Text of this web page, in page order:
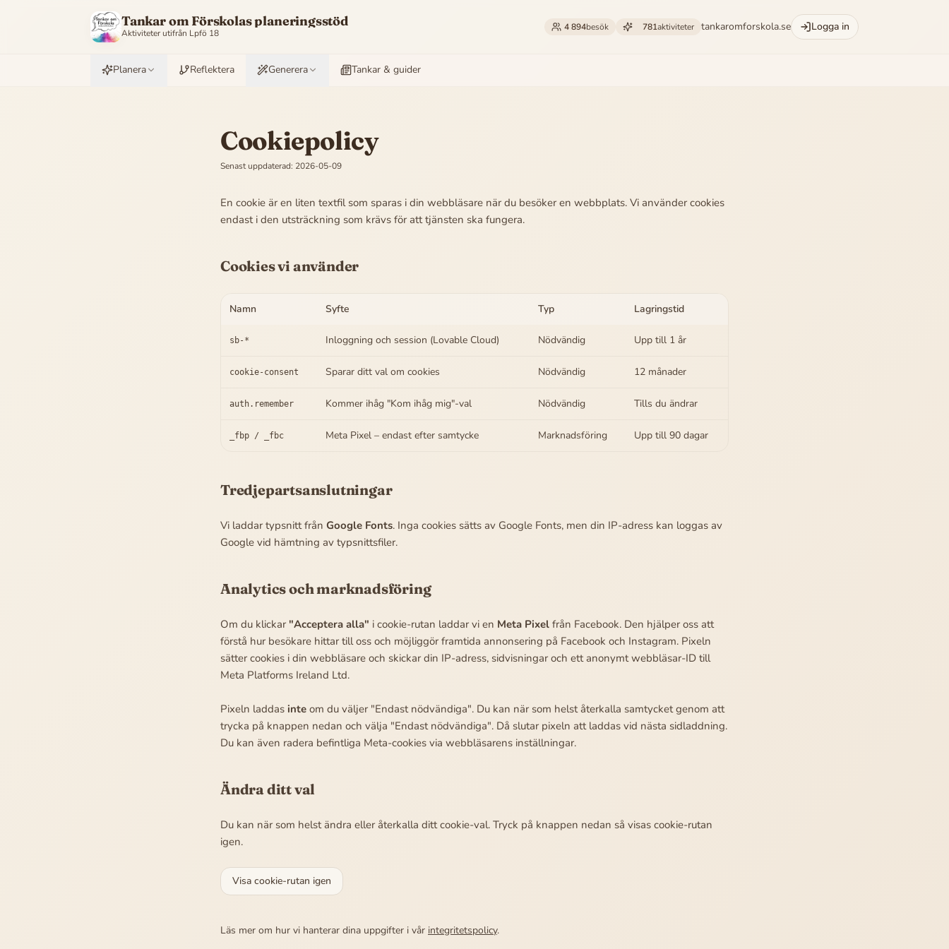
Tankar om Förskolas planeringsstöd
Aktiviteter utifrån Lpfö 18
4 894besök 781aktiviteter tankaromforskola.se Logga in
Planera Reflektera Generera Tankar & guider
Cookiepolicy
Senast uppdaterad: 2026-05-09
En cookie är en liten textfil som sparas i din webbläsare när du besöker en webbplats. Vi använder cookies
endast i den utsträckning som krävs för att tjänsten ska fungera.
Cookies vi använder
Namn Syfte Typ Lagringstid
sb-* Inloggning och session (Lovable Cloud) Nödvändig Upp till 1 år
cookie-consent Sparar ditt val om cookies Nödvändig 12 månader
auth.remember Kommer ihåg "Kom ihåg mig"-val Nödvändig Tills du ändrar
_fbp / _fbc Meta Pixel – endast efter samtycke Marknadsföring Upp till 90 dagar
Tredjepartsanslutningar
Vi laddar typsnitt från Google Fonts. Inga cookies sätts av Google Fonts, men din IP-adress kan loggas av
Google vid hämtning av typsnittsfiler.
Analytics och marknadsföring
Om du klickar "Acceptera alla" i cookie-rutan laddar vi en Meta Pixel från Facebook. Den hjälper oss att
förstå hur besökare hittar till oss och möjliggör framtida annonsering på Facebook och Instagram. Pixeln
sätter cookies i din webbläsare och skickar din IP-adress, sidvisningar och ett anonymt webbläsar-ID till
Meta Platforms Ireland Ltd.
Pixeln laddas inte om du väljer "Endast nödvändiga". Du kan när som helst återkalla samtycket genom att
trycka på knappen nedan och välja "Endast nödvändiga". Då slutar pixeln att laddas vid nästa sidladdning.
Du kan även radera befintliga Meta-cookies via webbläsarens inställningar.
Ändra ditt val
Du kan när som helst ändra eller återkalla ditt cookie-val. Tryck på knappen nedan så visas cookie-rutan
igen.
Visa cookie-rutan igen
Läs mer om hur vi hanterar dina uppgifter i vår integritetspolicy.